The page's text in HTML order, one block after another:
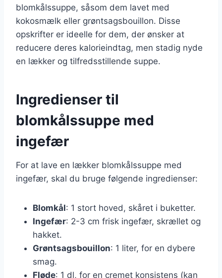
blomkålssuppe, såsom dem lavet med
kokosmælk eller grøntsagsbouillon. Disse
opskrifter er ideelle for dem, der ønsker at
reducere deres kalorieindtag, men stadig nyde
en lækker og tilfredsstillende suppe.
Ingredienser til
blomkålssuppe med
ingefær
For at lave en lækker blomkålssuppe med
ingefær, skal du bruge følgende ingredienser:
Blomkål: 1 stort hoved, skåret i buketter.
Ingefær: 2-3 cm frisk ingefær, skrællet og
hakket.
Grøntsagsbouillon: 1 liter, for en dybere
smag.
Fløde: 1 dl, for en cremet konsistens (kan